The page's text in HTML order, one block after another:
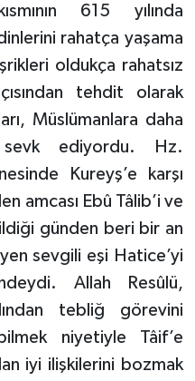
615 yılında
rahatça yaşama
oldukça rahatsız
tehdit olarak
Müslümanlara daha
ediyordu. Hz.
Kureyş’e karşı
amcası Ebû Tâlib’i ve
günden beri bir an
sevgili eşi Hatice’yi
Allah Resûlü,
tebliğ görevini
niyetiyle Tâif’e
iyi ilişkilerini bozmak